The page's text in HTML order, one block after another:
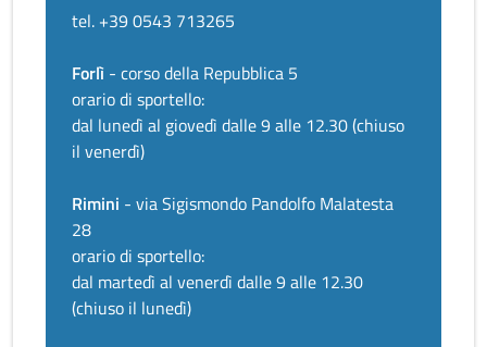
tel. +39 0543 713265
Forlì - corso della Repubblica 5
orario di sportello:
dal lunedì al giovedì dalle 9 alle 12.30 (chiuso
il venerdì)
Rimini - via Sigismondo Pandolfo Malatesta
28
orario di sportello:
dal martedì al venerdì dalle 9 alle 12.30
(chiuso il lunedì)